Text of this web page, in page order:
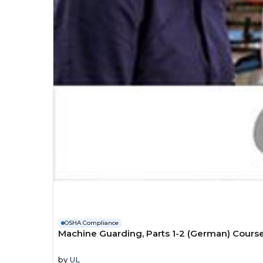
OSHA Compliance
Machine Guarding, Parts 1-2 (German)
by UL